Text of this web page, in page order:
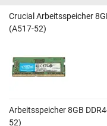
Crucial Arbeitsspeicher
(A517-52)
Arbeitsspeicher 8GB
52)